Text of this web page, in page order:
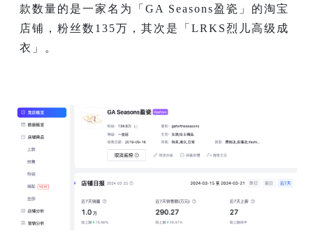
款数量的是一家名为「GA Seasons盈瓷」的淘宝
店铺，粉丝数135万，其次是「LRKS烈儿高级成
衣」。